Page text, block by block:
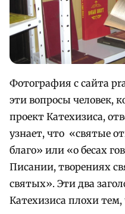
Фотография с сайта
эти вопросы человек,
проект Катехизиса,
узнает, что «святые
благо» или «о бесах
Писании, творениях
святых». Эти два
Катехизиса плохи